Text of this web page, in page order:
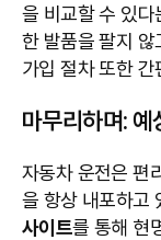
을 비교할 수 있다
한 발품을 팔지 않
가입 절차 또한
마무리하며: 예
자동차 운전은 편
을 항상 내포하고
사이트를 통해 현